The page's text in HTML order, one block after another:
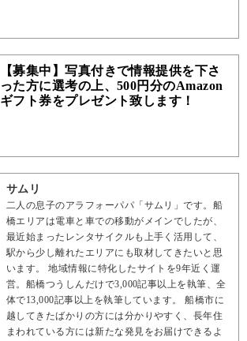
【募集中】写真付きで情報提供を下さ
った方に選考の上、500円分のAmazon
ギフト券をプレゼント致します！
サムリ
二人の息子のアラフォーパパ「サムリ」です。船
橋エリアは電車と車での移動がメインでしたが、
最近始まったレンタサイクルも上手く活用して、
駅から少し離れたエリアにも取材してきたいと思
います。 地域情報に特化したサイトを9年近く運
営。船橋つうしんだけで3,000記事以上を執筆、全
体で13,000記事以上を執筆しています。 船橋市に
越してきたばかりの方には分かりやすく、長年住
まわれている方には新たな発見をお届けできるよ